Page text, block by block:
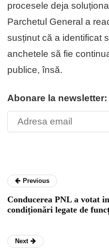
procesele deja
Parchetul General a
susținut că a identificat
anchetele să fie
publice, însă.
Abonare la newsletter:
Previous
Conducerea PNL a votat
condiționări legate de
Next